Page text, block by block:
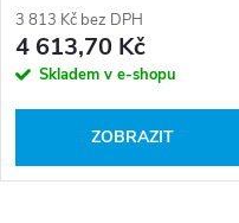
3 813 Kč bez DPH
4 613,70 Kč
Skladem v e-shopu
ZOBRAZIT